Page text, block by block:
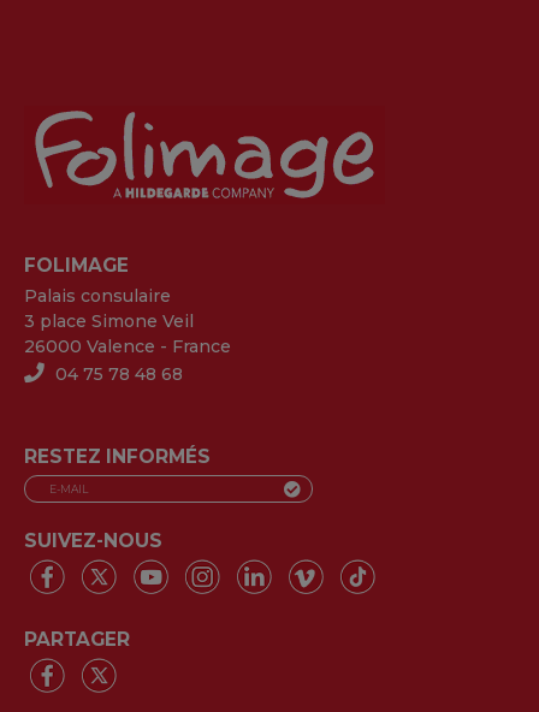
FOLIMAGE
Palais consulaire
3 place Simone Veil
26000 Valence - France
04 75 78 48 68
RESTEZ INFORMÉS
SUIVEZ-NOUS
PARTAGER